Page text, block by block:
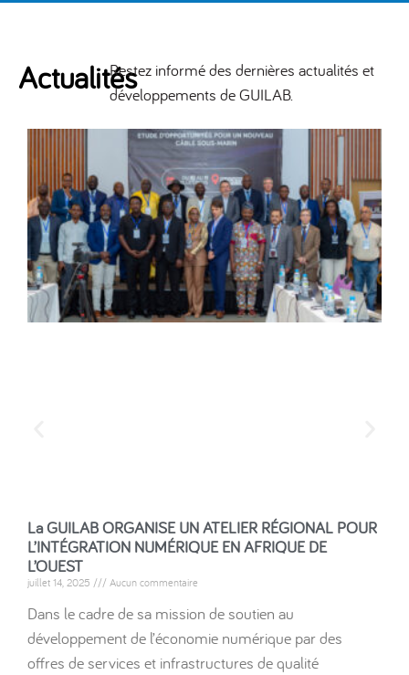
ActualitésRestez informé des dernières actualités et
développements de GUILAB.
La GUILAB ORGANISE UN ATELIER RÉGIONAL POUR
L’INTÉGRATION NUMÉRIQUE EN AFRIQUE DE
L’OUEST
juillet 14, 2025 Aucun commentaire
Dans le cadre de sa mission de soutien au
développement de l’économie numérique par des
offres de services et infrastructures de qualité